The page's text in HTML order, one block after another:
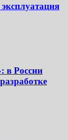
в России